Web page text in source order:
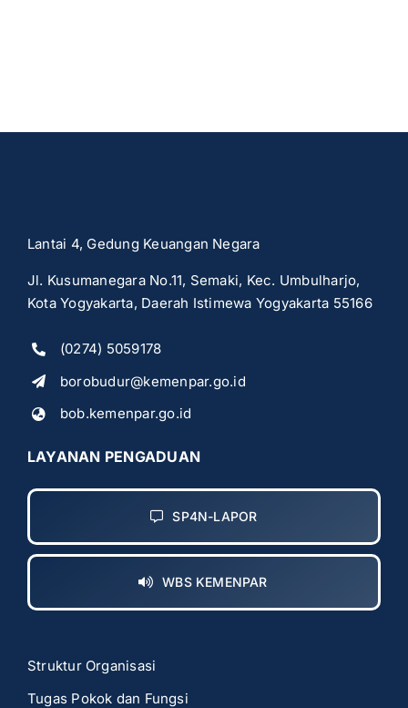
Lantai 4, Gedung Keuangan Negara
Jl. Kusumanegara No.11, Semaki, Kec. Umbulharjo,
Kota Yogyakarta, Daerah Istimewa Yogyakarta 55166
(0274) 5059178
borobudur@kemenpar.go.id
bob.kemenpar.go.id
LAYANAN PENGADUAN
SP4N-LAPOR
WBS KEMENPAR
Struktur Organisasi
Tugas Pokok dan Fungsi